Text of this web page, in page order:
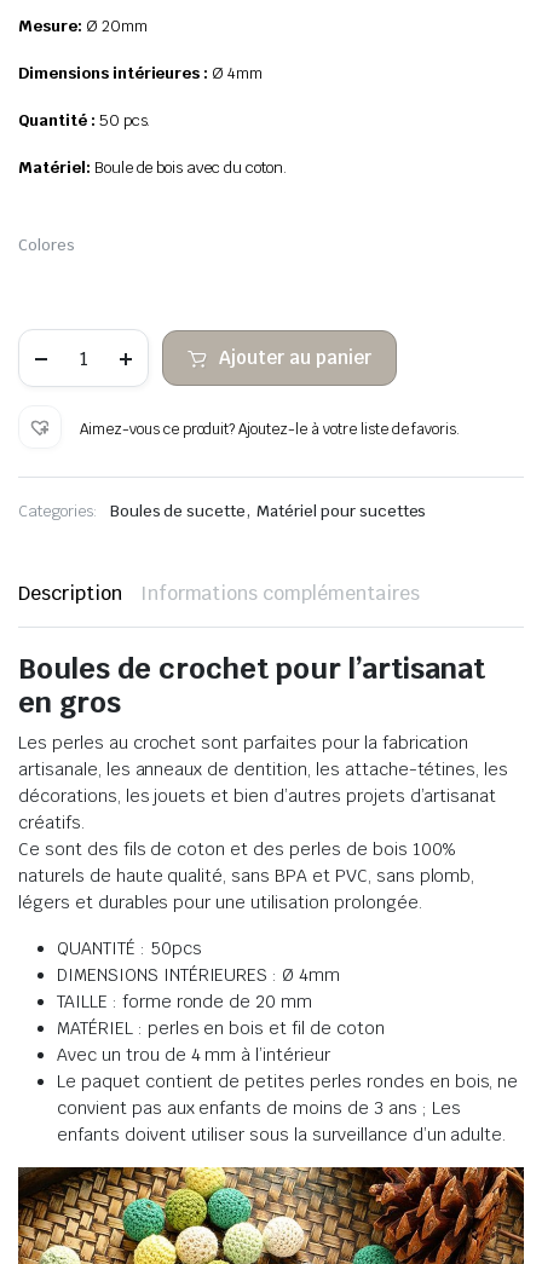
Mesure: Ø 20mm
Dimensions intérieures : Ø 4mm
Quantité : 50 pcs.
Matériel: Boule de bois avec du coton.
Colores
50
Ajouter au panier
Aimez-vous ce produit? Ajoutez-le à votre liste de favoris.
Categories: Boules de sucette,Matériel pour sucettes
Description Informations complémentaires
Boules de crochet pour l’artisanat
en gros
Les perles au crochet sont parfaites pour la fabrication
artisanale, les anneaux de dentition, les attache-tétines, les
décorations, les jouets et bien d’autres projets d’artisanat
créatifs.
Ce sont des fils de coton et des perles de bois 100%
naturels de haute qualité, sans BPA et PVC, sans plomb,
légers et durables pour une utilisation prolongée.
QUANTITÉ : 50pcs
DIMENSIONS INTÉRIEURES : Ø 4mm
TAILLE : forme ronde de 20 mm
MATÉRIEL : perles en bois et fil de coton
Avec un trou de 4 mm à l’intérieur
Le paquet contient de petites perles rondes en bois, ne
convient pas aux enfants de moins de 3 ans ; Les
enfants doivent utiliser sous la surveillance d’un adulte.